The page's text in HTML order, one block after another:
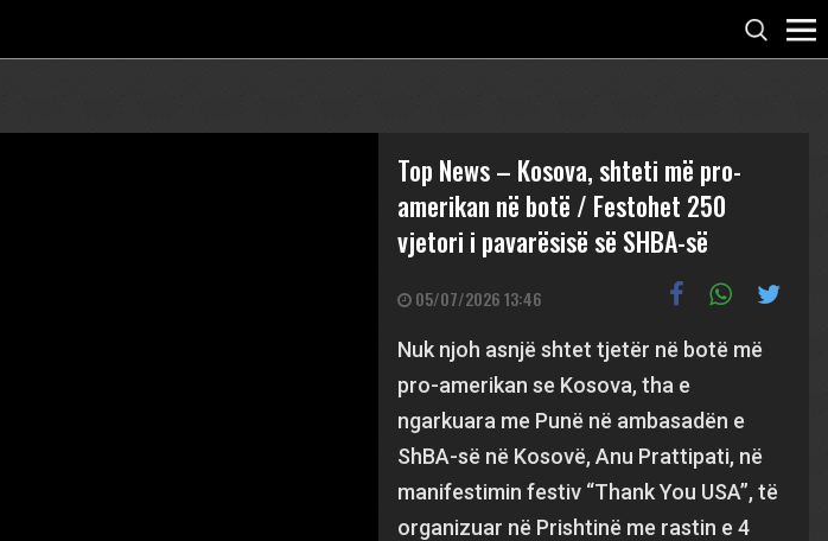
Top News – Kosova, shteti më pro-
amerikan në botë / Festohet 250
vjetori i pavarësisë së SHBA-së
05/07/2026 13:46
Nuk njoh asnjë shtet tjetër në botë më
pro-amerikan se Kosova, tha e
ngarkuara me Punë në ambasadën e
ShBA-së në Kosovë, Anu Prattipati, në
manifestimin festiv “Thank You USA”, të
organizuar në Prishtinë me rastin e 4